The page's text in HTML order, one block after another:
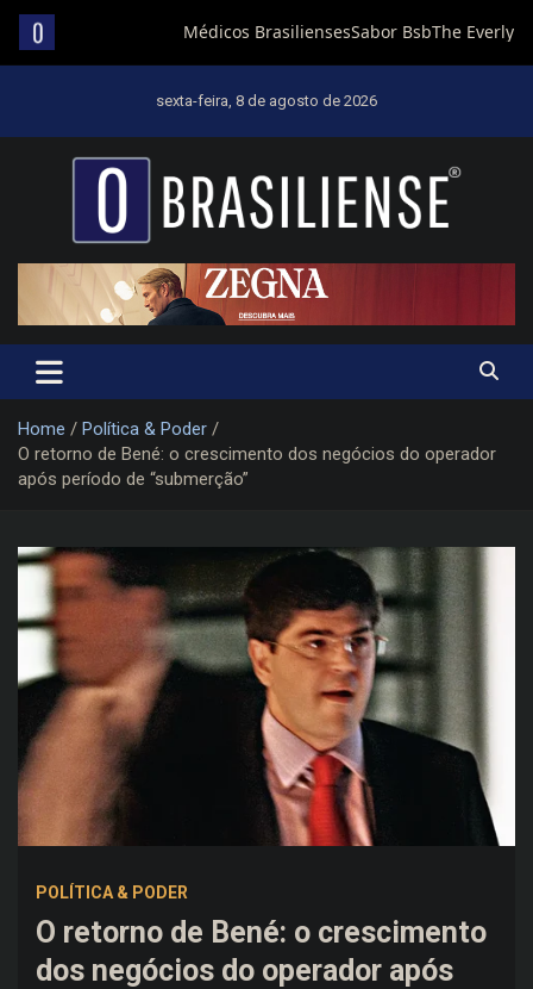
sexta-feira, 8 de agosto de 2026
Um diário de notícias que trabalha por Brasília
Home
Política & Poder
O retorno de Bené: o crescimento dos negócios do operador
após período de “submerção”
POLÍTICA & PODER
O retorno de Bené: o crescimento
dos negócios do operador após